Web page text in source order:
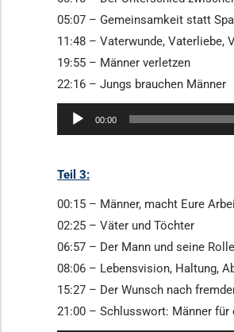
05:07 – Gemeinsamkeit statt
11:48 – Vaterwunde, Vaterliebe,
19:55 – Männer verletzen
22:16 – Jungs brauchen Männer
Audio-
Player
00:00
Teil 3:
00:15 – Männer, macht Eure
02:25 – Väter und Töchter
06:57 – Der Mann und seine
08:06 – Lebensvision, Haltung,
15:27 – Der Wunsch nach
21:00 – Schlusswort: Männer für